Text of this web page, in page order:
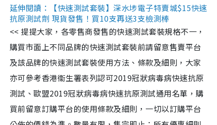
延伸閱讀：【快速測試套裝】深水埗電子特賣城$15快速
抗原測試劑 現貨發售！買10支再送3支檢測棒
<< 提提大家，各零售商發售的快速測試套裝規格不一，
購買市面上不同品牌的快速測試套裝前請留意售賣平台
及該品牌的快速測試套裝使用方法、條款及細則，大家
亦可參考香港衞生署表列認可2019冠狀病毒病快速抗原
測試、歐盟2019冠狀病毒病快速抗原測試通用名單，購
買前留意訂購平台的使用條款及細則，一切以訂購平台